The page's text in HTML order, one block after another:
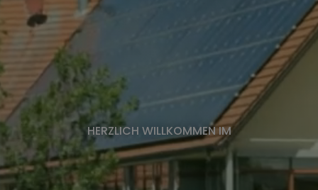
Behindertenbeauftragter
Wahl Ortssprecher
Ortsrecht (Satzungen und Verordnungen)
Bürgerversammlung
Wichtige Adressen
HERZLICH WILLKOMMEN IM